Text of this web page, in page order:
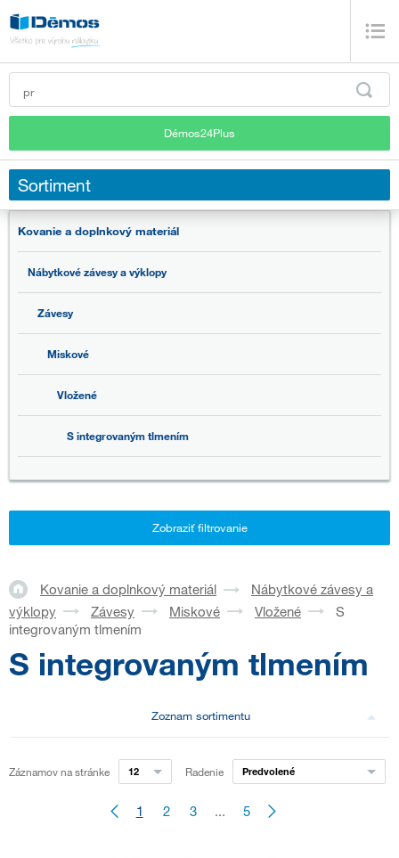
Démos24Plus
Sortiment
Kovanie a doplnkový materiál
Nábytkové závesy a výklopy
Závesy
Miskové
Vložené
S integrovaným tlmením
Zobraziť filtrovanie
Kovanie a doplnkový materiál
Nábytkové závesy a
výklopy
Závesy Miskové Vložené
S
integrovaným tlmením
S integrovaným tlmením
Zoznam sortimentu
Záznamov na stránke 12 Radenie Predvolené
1 2 3 ... 5